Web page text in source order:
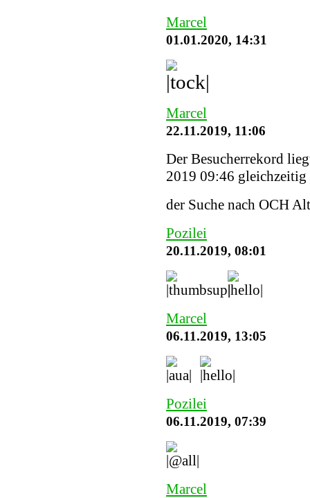
Marcel
01.01.2020, 14:31
Marcel
22.11.2019, 11:06
Der Besucherrekord
2019 09:46
der Suche nach OCH
Pozilei
20.11.2019, 08:01
Marcel
06.11.2019, 13:05
Pozilei
06.11.2019, 07:39
Marcel